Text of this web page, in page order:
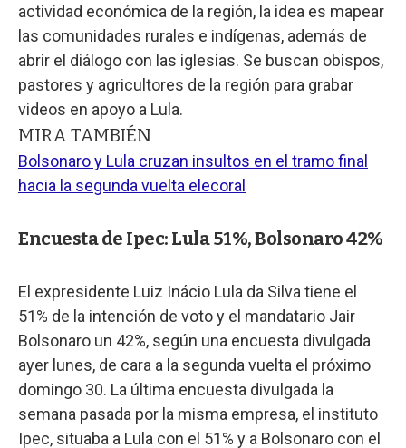
actividad económica de la región, la idea es mapear
las comunidades rurales e indígenas, además de
abrir el diálogo con las iglesias. Se buscan obispos,
pastores y agricultores de la región para grabar
videos en apoyo a Lula.
MIRA TAMBIÉN
Bolsonaro y Lula cruzan insultos en el tramo final
hacia la segunda vuelta elecoral
Encuesta de Ipec: Lula 51%, Bolsonaro 42%
El expresidente Luiz Inácio Lula da Silva tiene el
51% de la intención de voto y el mandatario Jair
Bolsonaro un 42%, según una encuesta divulgada
ayer lunes, de cara a la segunda vuelta el próximo
domingo 30. La última encuesta divulgada la
semana pasada por la misma empresa, el instituto
Ipec, situaba a Lula con el 51% y a Bolsonaro con el